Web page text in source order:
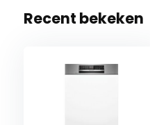
Recent bekeken